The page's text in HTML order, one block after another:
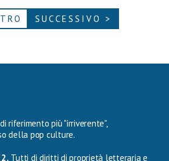
SUCCESSIVO >
riferimento più "irriverente",
della pop culture.
Tutti di diritti di proprietà letteraria e